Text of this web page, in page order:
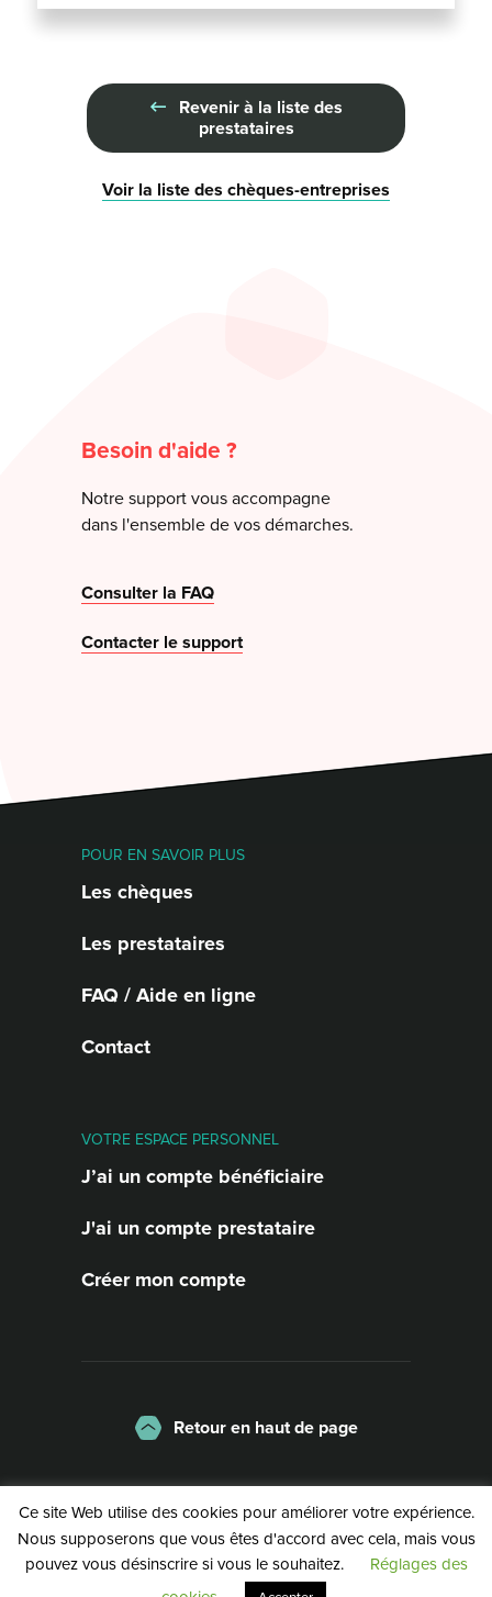
Revenir à la liste des
prestataires
Voir la liste des chèques-entreprises
Besoin d'aide ?
Notre support vous accompagne
dans l'ensemble de vos démarches.
Consulter la FAQ
Contacter le support
POUR EN SAVOIR PLUS
Les chèques
Les prestataires
FAQ / Aide en ligne
Contact
VOTRE ESPACE PERSONNEL
J’ai un compte bénéficiaire
J'ai un compte prestataire
Créer mon compte
Retour en haut de page
Politique de confidentialité
©2026 | Service Public de Wallonie
Ce site Web utilise des cookies pour améliorer votre expérience.
Nous supposerons que vous êtes d'accord avec cela, mais vous
pouvez vous désinscrire si vous le souhaitez.
Réglages des